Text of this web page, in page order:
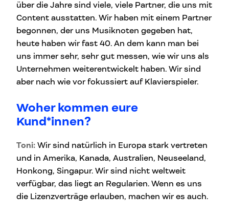
über die Jahre sind viele, viele Partner, die uns mit
Content ausstatten. Wir haben mit einem Partner
begonnen, der uns Musiknoten gegeben hat,
heute haben wir fast 40. An dem kann man bei
uns immer sehr, sehr gut messen, wie wir uns als
Unternehmen weiterentwickelt haben. Wir sind
aber nach wie vor fokussiert auf Klavierspieler.
Woher kommen eure
Kund*innen?
Toni: Wir sind natürlich in Europa stark vertreten
und in Amerika, Kanada, Australien, Neuseeland,
Honkong, Singapur. Wir sind nicht weltweit
verfügbar, das liegt an Regularien. Wenn es uns
die Lizenzverträge erlauben, machen wir es auch.